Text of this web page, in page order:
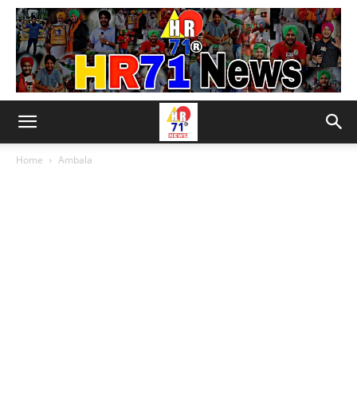
Home Ambala